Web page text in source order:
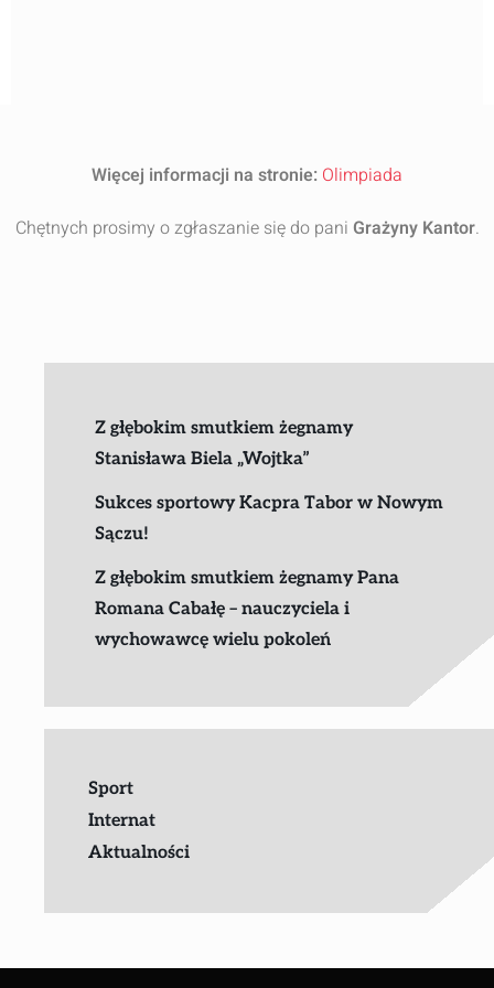
Więcej informacji na stronie: Olimpiada
Chętnych prosimy o zgłaszanie się do pani Grażyny Kantor.
Z głębokim smutkiem żegnamy
Stanisława Biela „Wojtka”
Sukces sportowy Kacpra Tabor w Nowym
Sączu!
Z głębokim smutkiem żegnamy Pana
Romana Cabałę – nauczyciela i
wychowawcę wielu pokoleń
Sport
Internat
Aktualności